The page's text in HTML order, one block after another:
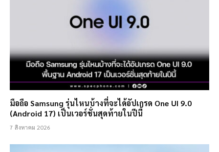
มือถือ Samsung รุ่นไหนบ้างที่จะได้อัปเกรด One UI 9.0
(Android 17) เป็นเวอร์ชั่นสุดท้ายในปีนี้
7 สิงหาคม 2026